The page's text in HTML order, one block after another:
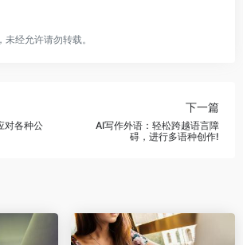
经允许请勿转载。
对各种公
下一篇
AI写作外语：轻松跨越语言障
碍，进行多语种创作!